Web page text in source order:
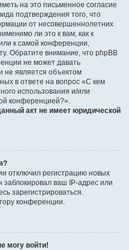
на это письменное согласие
подтверждения того, что
от несовершеннолетних
ли это к вам, как к
к самой конференции,
Обратите внимание, что phpBB
не может давать
не является объектом
в ответе на вопрос «С кем
использования и/или
конференцией?».
акт не имеет юридической
отключил регистрацию новых
заблокировал ваш IP-адрес или
зарегистрироваться.
конференции.
могу войти!